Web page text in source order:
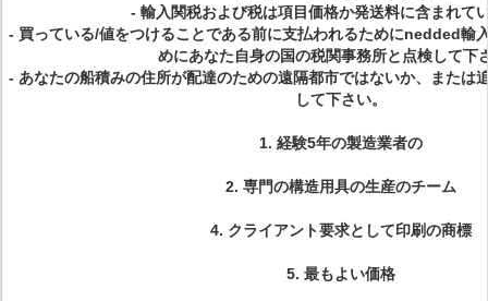
- 輸入関税および税は項目価格か発送料に含まれて
- 買っている/値をつけることである前に支払われるためにnedded輸
めにあなた自身の国の税関事務所と点検して下
- あなたの船積みの住所が配達のための遠隔都市ではないか、または
して下さい。
1. 経験5年の製造業者の
2. 専門の構造用具の生産のチーム
4. クライアント要求として印刷の商標
5. 最もよい価格